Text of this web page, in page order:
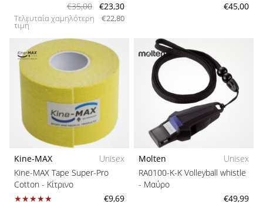
€35,00
€23,30
Τελευταία χαμηλότερη
τιμή
€22,80
€45,00
Kine-MAX
Unisex
Kine-MAX Tape Super-Pro
Cotton - Κίτρινο
€9,69
Molten
Unisex
RA0100-K-K Volleyball whistle
- Μαύρο
€49,99